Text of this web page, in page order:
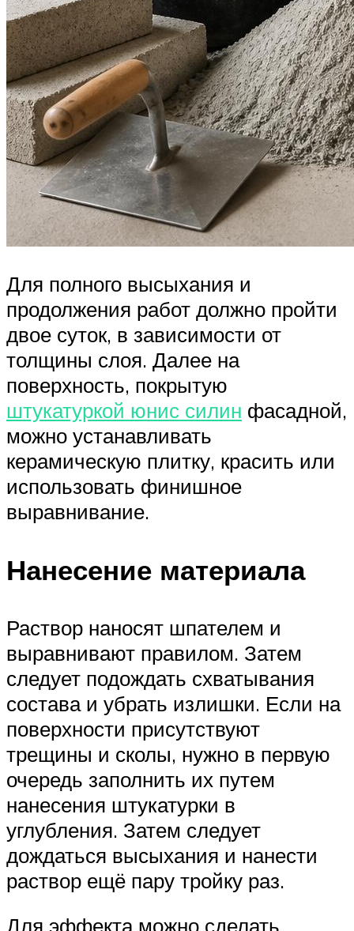
Для полного высыхания и
продолжения работ должно пройти
двое суток, в зависимости от
толщины слоя. Далее на
поверхность, покрытую
штукатуркой юнис силин фасадной,
можно устанавливать
керамическую плитку, красить или
использовать финишное
выравнивание.
Нанесение материала
Раствор наносят шпателем и
выравнивают правилом. Затем
следует подождать схватывания
состава и убрать излишки. Если на
поверхности присутствуют
трещины и сколы, нужно в первую
очередь заполнить их путем
нанесения штукатурки в
углубления. Затем следует
дождаться высыхания и нанести
раствор ещё пару тройку раз.
Для эффекта можно сделать